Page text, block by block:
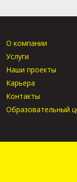
О компании
Услуги
Наши проекты
Карьера
Контакты
Образовательный